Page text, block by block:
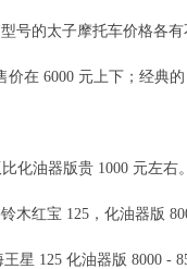
号的太子摩托车价格各
价在 6000 元上下；经典
油器版贵 1000 元左右
木红宝 125，化油器版
星 125 化油器版 8000 -